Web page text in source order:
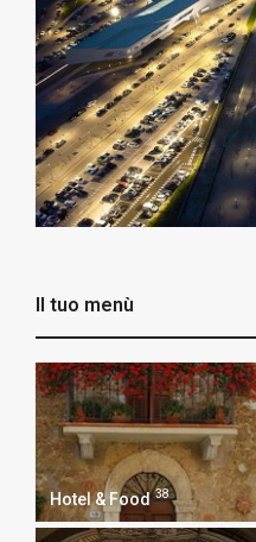
Il tuo menù
Hotel & Food 38